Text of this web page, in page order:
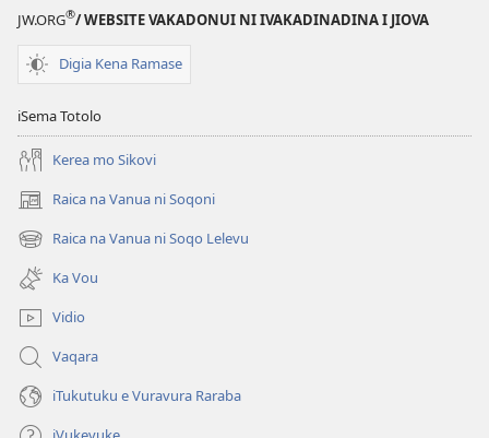
JW.ORG®/ WEBSITE VAKADONUI NI IVAKADINADINA I JIOVA
Digia Kena Ramase
iSema Totolo
Kerea mo Sikovi
Raica na Vanua ni Soqoni
(opens
new
window)
Raica na Vanua ni Soqo Lelevu
(opens
new
window)
Ka Vou
Vidio
Vaqara
iTukutuku e Vuravura Raraba